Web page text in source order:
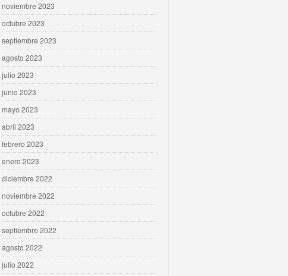
noviembre 2023
octubre 2023
septiembre 2023
agosto 2023
julio 2023
junio 2023
mayo 2023
abril 2023
febrero 2023
enero 2023
diciembre 2022
noviembre 2022
octubre 2022
septiembre 2022
agosto 2022
julio 2022